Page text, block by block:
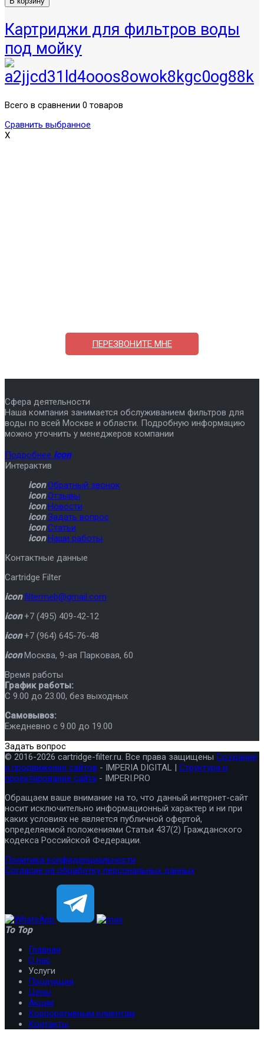
Картриджи для фильтров воды
под мойку
Всего в сравнении 0 товаров
Сравнить выбранное
X
ПЕРЕЗВОНИТЕ МНЕ
Сфера деятельности
Наша компания занимается обслуживанием фильтров для
воды по всей Москве и области. Подробную информацию
можно уточнить у менеджеров компании
Подробнее icon
Интерактив
icon Обратный звонок
icon Отзывы
icon Новости
icon Задать вопрос
icon Статьи
icon Наши работы
Контактные данные
Cartridge Filter
icon filtermeb@gmail.com
icon +7 (495) 409-42-12
icon +7 (964) 645-76-48
icon Москва, 9-ая Парковая, 60
Время работы
График работы:
C 9.00 до 23.00, без выходных
Самовывоз:
Ежедневно с 9.00 до 19.00
Задать вопрос
© 2016-2026 cartridge-filter.ru. Все права защищены Создание
и продвижение сайтов - IMPERIA DIGITAL | Структура и
проектирование сайта - IMPERI.PRO
Обращаем ваше внимание на то, что данный интернет-сайт
носит исключительно информационный характер и ни при
каких условиях не является публичной офертой,
определяемой положениями Статьи 437(2) Гражданского
кодекса Российской Федерации.
Политика конфиденциальности
Согласие на обработку персональных данных
To Top
Главная
О нас
Услуги
Продукция
Цены
Акции
Корпоративным клиентам
Контакты